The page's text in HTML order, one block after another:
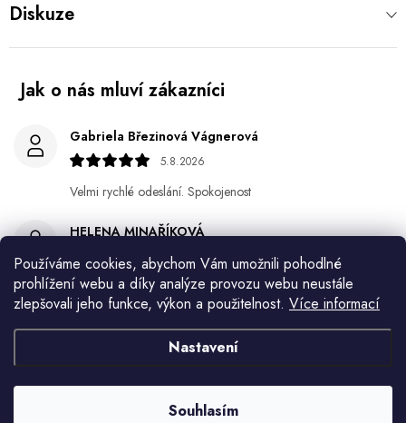
Používáme cookies, abychom Vám umožnili pohodlné
prohlížení webu a díky analýze provozu webu neustále
zlepšovali jeho funkce, výkon a použitelnost. Více informací
Nastavení
Souhlasím
Diskuze
Gabriela Březinová Vágnerová
5.8.2026
Velmi rychlé odeslání. Spokojenost
HELENA MINAŘÍKOVÁ
5.8.2026
Je sice větší ale vypadá dobře
Ivana Mimrackova
4.8.2026
Jaroslav Kováč
2.8.2026